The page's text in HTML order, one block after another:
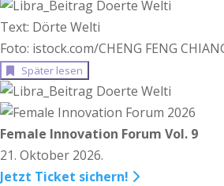
Text: Dörte Welti
Foto: istock.com/CHENG FENG
Später lesen
Female Innovation Forum Vol. 9
21. Oktober 2026.
Jetzt Ticket sichern!